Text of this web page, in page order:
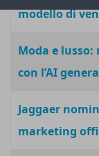
modello di
Moda e
con l’AI
Jaggaer
marketing